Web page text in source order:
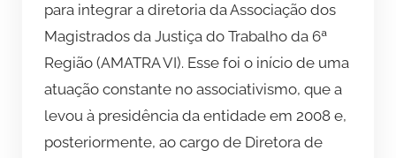
para integrar a diretoria da Associação dos
Magistrados da Justiça do Trabalho da 6ª
Região (AMATRA VI). Esse foi o início de uma
atuação constante no associativismo, que a
levou à presidência da entidade em 2008 e,
posteriormente, ao cargo de Diretora de